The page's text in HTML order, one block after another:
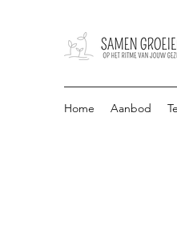
Home Aanbod